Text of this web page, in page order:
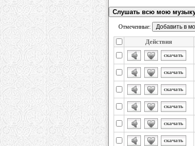
Слушать всю мою
Отмеченные:
Действия
скачать
скачать
скачать
скачать
скачать
скачать